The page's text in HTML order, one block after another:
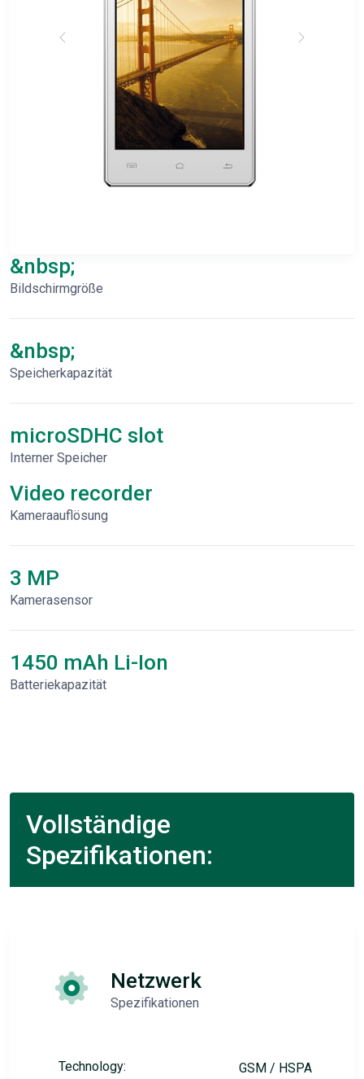
&nbsp;
Bildschirmgröße
&nbsp;
Speicherkapazität
microSDHC slot
Interner Speicher
Video recorder
Kameraauflösung
3 MP
Kamerasensor
1450 mAh Li-Ion
Batteriekapazität
Vollständige
Spezifikationen:
Netzwerk
Spezifikationen
Technology: GSM / HSPA